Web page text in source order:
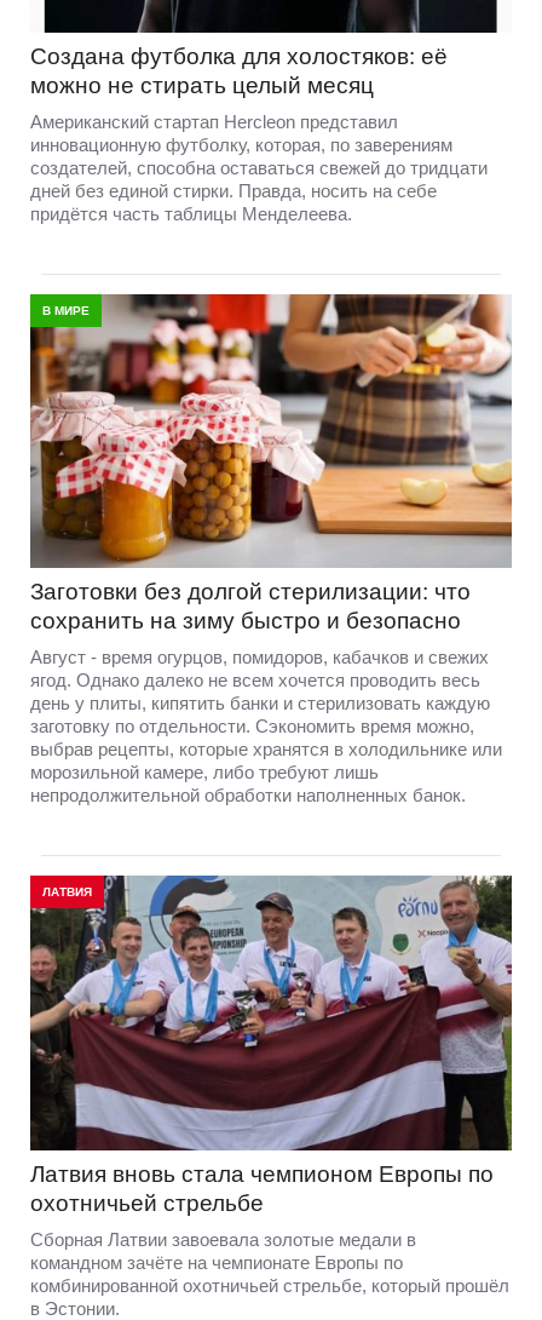
Создана футболка для холостяков: её
можно не стирать целый месяц
Американский стартап Hercleon представил
инновационную футболку, которая, по заверениям
создателей, способна оставаться свежей до тридцати
дней без единой стирки. Правда, носить на себе
придётся часть таблицы Менделеева.
В МИРЕ
Заготовки без долгой стерилизации: что
сохранить на зиму быстро и безопасно
Август - время огурцов, помидоров, кабачков и свежих
ягод. Однако далеко не всем хочется проводить весь
день у плиты, кипятить банки и стерилизовать каждую
заготовку по отдельности. Сэкономить время можно,
выбрав рецепты, которые хранятся в холодильнике или
морозильной камере, либо требуют лишь
непродолжительной обработки наполненных банок.
ЛАТВИЯ
Латвия вновь стала чемпионом Европы по
охотничьей стрельбе
Сборная Латвии завоевала золотые медали в
командном зачёте на чемпионате Европы по
комбинированной охотничьей стрельбе, который прошёл
в Эстонии.